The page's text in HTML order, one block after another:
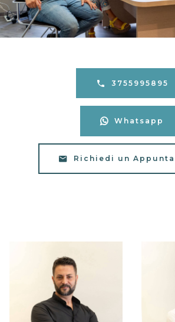
3755995895
Whatsapp
Richiedi un